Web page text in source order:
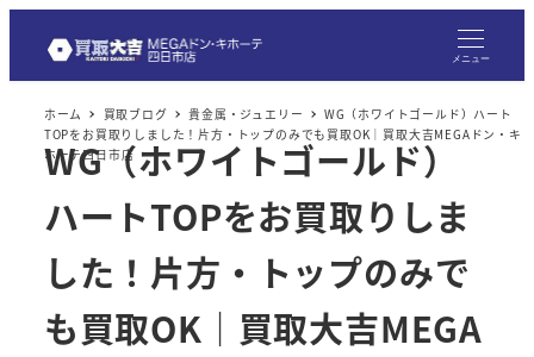
メニュー
ホーム 買取ブログ 貴金属・ジュエリー
WG（ホワイトゴールド）ハート
TOPをお買取りしました！片方・トップのみでも買取OK｜買取大吉MEGAドン・キ
ホーテ四日市店
WG（ホワイトゴールド）
ハートTOPをお買取りしま
した！片方・トップのみで
も買取OK｜買取大吉MEGA